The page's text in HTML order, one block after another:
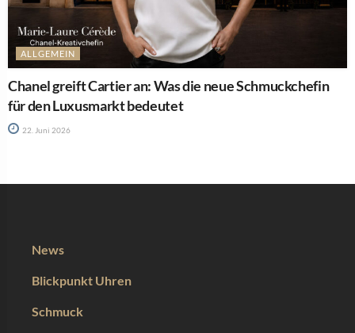
ALLGEMEIN
Chanel greift Cartier an: Was die neue Schmuckchefin
für den Luxusmarkt bedeutet
22. Juni 2026
News
Blickpunkt Uhren
Schmuck